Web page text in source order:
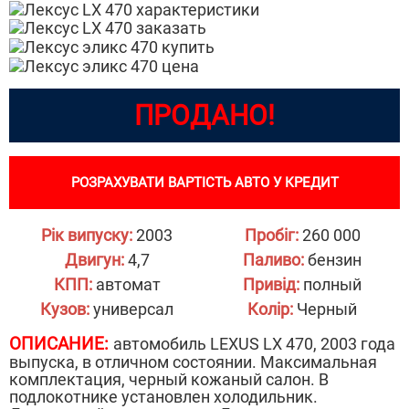
ПРОДАНО!
РОЗРАХУВАТИ ВАРТІСТЬ АВТО У КРЕДИТ
Рік випуску:2003 Пробіг:260 000
Двигун:4,7 Паливо:бензин
КПП:автомат Привід: полный
Кузов:универсал Колір: Черный
ОПИСАНИЕ: автомобиль LEXUS LX 470, 2003 года
выпуска, в отличном состоянии. Максимальная
комплектация, черный кожаный салон. В
подлокотнике установлен холодильник.